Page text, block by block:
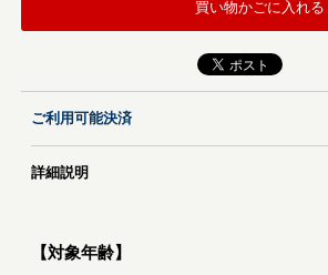
買い物かごに入れる
ご利用可能決済
詳細説明
【対象年齢】